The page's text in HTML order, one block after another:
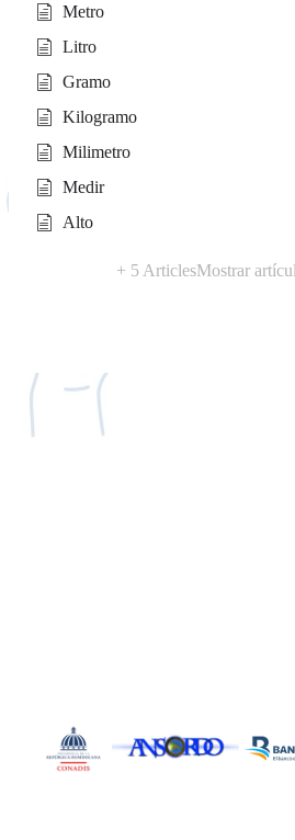
Metro
Litro
Gramo
Kilogramo
Milimetro
Medir
Alto
+ 5 ArticlesMostrar